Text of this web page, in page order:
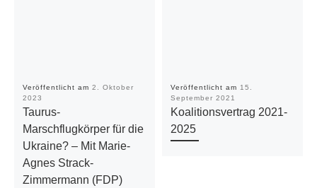
Veröffentlicht am 2. Oktober
2023
Taurus-
Marschflugkörper für die
Ukraine? – Mit Marie-
Agnes Strack-
Zimmermann (FDP)
Veröffentlicht am 15.
September 2021
Koalitionsvertrag 2021-
2025